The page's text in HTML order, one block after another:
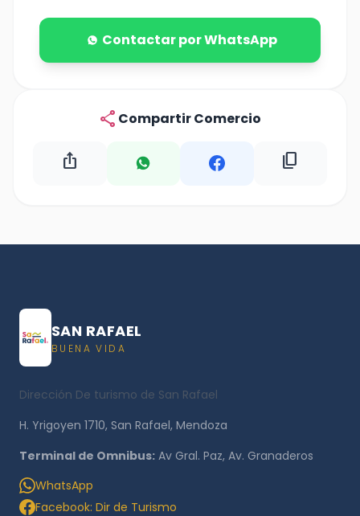
Contactar por WhatsApp
share Compartir Comercio
ios_share content_copy
SAN RAFAEL
BUENA VIDA
Dirección De turismo de San Rafael
H. Yrigoyen 1710, San Rafael, Mendoza
Terminal de Omnibus: Av Gral. Paz, Av. Granaderos
WhatsApp
Facebook: Dir de Turismo